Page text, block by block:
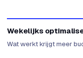
Wekelijks
Wat werkt krijgt meer